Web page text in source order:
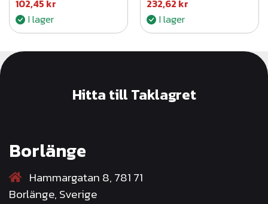
102,45 kr
I lager
232,62 kr
I lager
Hitta till Taklagret
Borlänge
Hammargatan 8, 781 71
Borlänge, Sverige